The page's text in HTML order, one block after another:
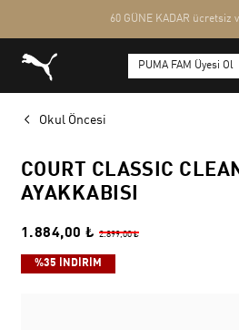
Okul Öncesi
COURT CLASSIC
AYAKKABISI
1.884,00 ₺ 2.899,00 ₺
%35 İNDİRİM